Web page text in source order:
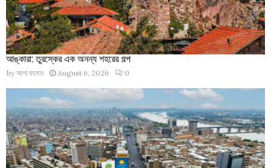
আঙ্কারা: তুরস্কের এক অনন্য শহরের গল্প
by আশা রহমান August 6, 2026 0